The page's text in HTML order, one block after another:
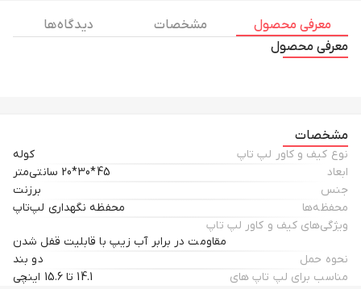
معرفی محصول مشخصات
دیدگاه ها
معرفی محصول
مشخصات
نوع کیف و کاور لپ تاپ
کوله
ابعاد
45*30*20 سانتی‌متر
جنس
برزنت
محفظه‌ها
محفظه نگهداری لپ‌تاپ
ویژگی‌های کیف و کاور لپ تاپ
مقاومت در برابر آب زیپ با قابلیت قفل شدن
نحوه حمل
دو بند
مناسب برای لپ تاپ های
14.1 تا 15.6 اینچی